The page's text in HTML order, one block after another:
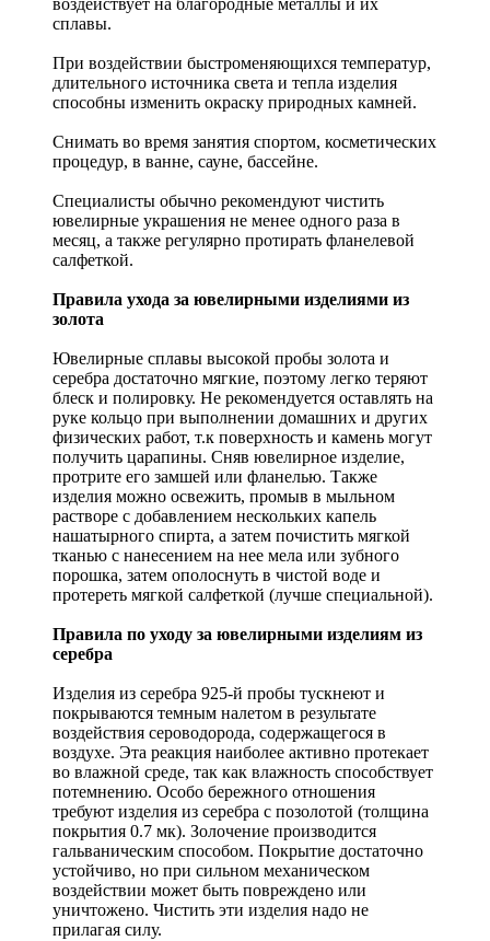
воздействует на благородные металлы и их
сплавы.
При воздействии быстроменяющихся температур,
длительного источника света и тепла изделия
способны изменить окраску природных камней.
Снимать во время занятия спортом, косметических
процедур, в ванне, сауне, бассейне.
Специалисты обычно рекомендуют чистить
ювелирные украшения не менее одного раза в
месяц, а также регулярно протирать фланелевой
салфеткой.
Правила ухода за ювелирными изделиями из
золота
Ювелирные сплавы высокой пробы золота и
серебра достаточно мягкие, поэтому легко теряют
блеск и полировку. Не рекомендуется оставлять на
руке кольцо при выполнении домашних и других
физических работ, т.к поверхность и камень могут
получить царапины. Сняв ювелирное изделие,
протрите его замшей или фланелью. Также
изделия можно освежить, промыв в мыльном
растворе с добавлением нескольких капель
нашатырного спирта, а затем почистить мягкой
тканью с нанесением на нее мела или зубного
порошка, затем ополоснуть в чистой воде и
протереть мягкой салфеткой (лучше специальной).
Правила по уходу за ювелирными изделиям из
серебра
Изделия из серебра 925-й пробы тускнеют и
покрываются темным налетом в результате
воздействия сероводорода, содержащегося в
воздухе. Эта реакция наиболее активно протекает
во влажной среде, так как влажность способствует
потемнению. Особо бережного отношения
требуют изделия из серебра с позолотой (толщина
покрытия 0.7 мк). Золочение производится
гальваническим способом. Покрытие достаточно
устойчиво, но при сильном механическом
воздействии может быть повреждено или
уничтожено. Чистить эти изделия надо не
прилагая силу.